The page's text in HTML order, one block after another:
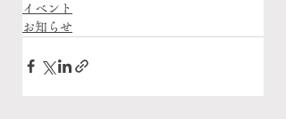
イベント
お知らせ